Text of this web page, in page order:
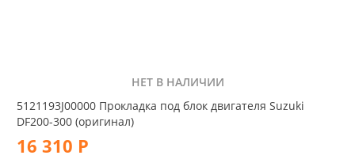
НЕТ В НАЛИЧИИ
5121193J00000 Прокладка под блок двигателя Suzuki
DF200-300 (оригинал)
16 310 Р